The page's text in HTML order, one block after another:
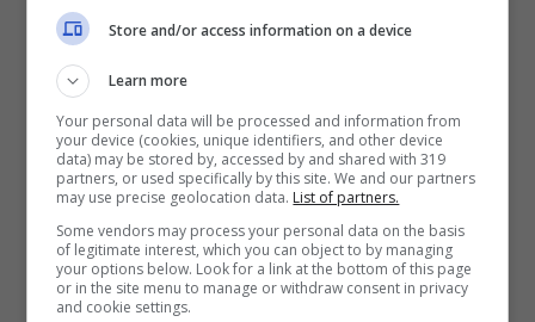
Toffanin
molto chiara quale sembra che possa essere
stato uno dei motivi che hanno portato lui e
Sonia Bruganelli a lasciarsi. La questione
riguarda anche il fisico, perché “il corpo è
importante”.E qui c’è stata una domanda
che ha messo in imbarazzo la pur esperta
Toffanin.
Store and/or access information on a device
Learn more
Your personal data will be processed and information from
your device (cookies, unique identifiers, and other device
data) may be stored by, accessed by and shared with 319
partners, or used specifically by this site. We and our partners
may use precise geolocation data. List of partners.
Some vendors may process your personal data on the basis
of legitimate interest, which you can object to by managing
your options below. Look for a link at the bottom of this page
or in the site menu to manage or withdraw consent in privacy
and cookie settings.